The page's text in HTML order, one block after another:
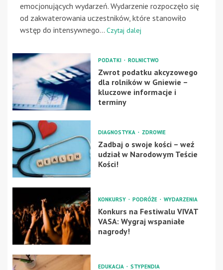
emocjonujących wydarzeń. Wydarzenie rozpoczęło się
od zakwaterowania uczestników, które stanowiło
wstęp do intensywnego... Czytaj dalej
PODATKI ROLNICTWO
Zwrot podatku akcyzowego
dla rolników w Gniewie –
kluczowe informacje i
terminy
DIAGNOSTYKA ZDROWIE
Zadbaj o swoje kości – weź
udział w Narodowym Teście
Kości!
KONKURSY PODRÓŻE WYDARZENIA
Konkurs na Festiwalu VIVAT
VASA: Wygraj wspaniałe
nagrody!
EDUKACJA STYPENDIA